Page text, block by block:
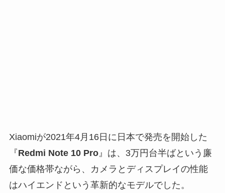
Xiaomiが2021年4月16日に日本で発売を開始した
『Redmi Note 10 Pro』は、3万円台半ばという廉
価な価格帯ながら、カメラとディスプレイの性能
はハイエンドという革新的なモデルでした。